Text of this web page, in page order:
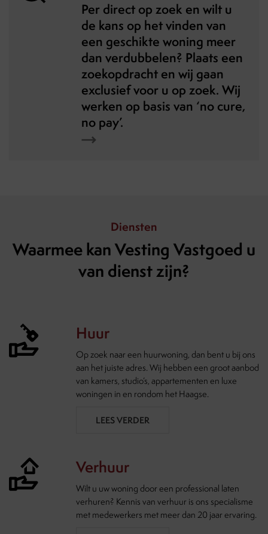
Per direct op zoek en wilt u
de kans op het vinden van
een geschikte woning meer
dan verdubbelen? Plaats een
zoekopdracht en wij gaan
exclusief voor u op zoek. Wij
werken op basis van ‘no cure,
no pay’.
Diensten
Waarmee kan Vesting Vastgoed u
van dienst zijn?
Huur
Op zoek naar een huurwoning, dan bent u bij ons
aan het juiste adres. Wij hebben een groot aanbod
van kamers, studio’s, appartementen en luxe
woningen in en rondom het Haagse.
LEES VERDER
Verhuur
Wilt u uw woning door een professional laten
verhuren? Kennis van verhuur is ons specialisme
met medewerkers met meer dan 20 jaar ervaring.